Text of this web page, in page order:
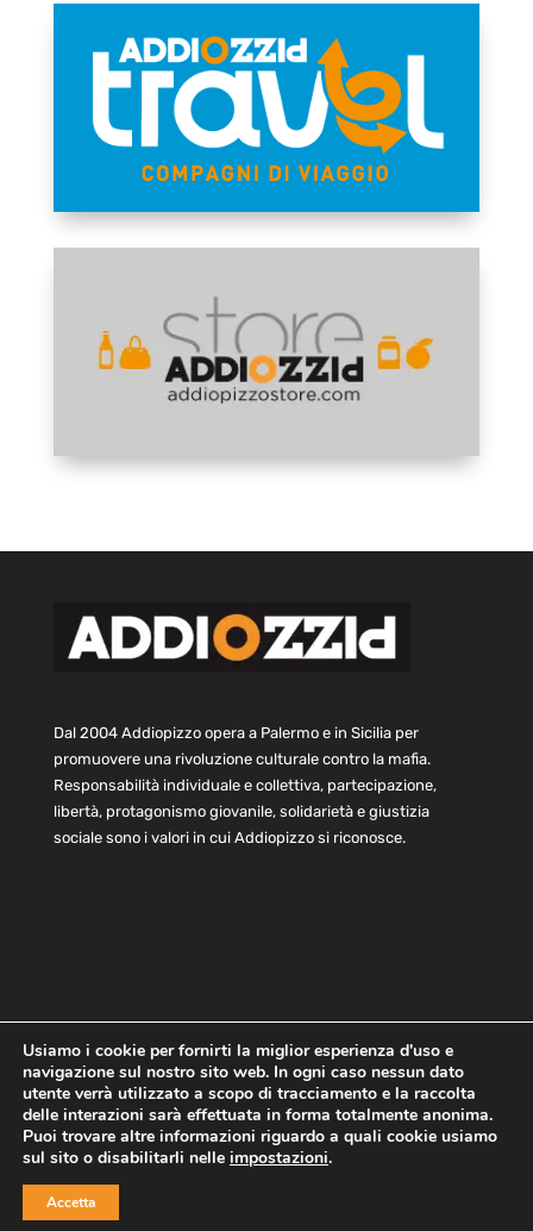
Dal 2004 Addiopizzo opera a Palermo e in Sicilia per
promuovere una rivoluzione culturale contro la mafia.
Responsabilità individuale e collettiva, partecipazione,
libertà, protagonismo giovanile, solidarietà e giustizia
sociale sono i valori in cui Addiopizzo si riconosce.
Home Statuto e bilancio
Contatti
Privacy
Cookie Child Protection Policy
Copyright © 2021 AddioPizzo | Tutti i diritti riservati | Sede
Usiamo i cookie per fornirti la miglior esperienza d'uso e
navigazione sul nostro sito web. In ogni caso nessun dato
utente verrà utilizzato a scopo di tracciamento e la raccolta
delle interazioni sarà effettuata in forma totalmente anonima.
Puoi trovare altre informazioni riguardo a quali cookie usiamo
sul sito o disabilitarli nelle impostazioni.
Accetta